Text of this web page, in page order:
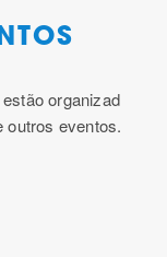
organizad
outros eventos.